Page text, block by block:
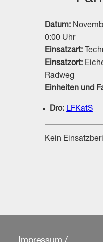
Datum:
0:00 Uhr
Einsatzart:
Einsatzort:
Radweg
Einheiten und
Dro: LFKatS
Kein